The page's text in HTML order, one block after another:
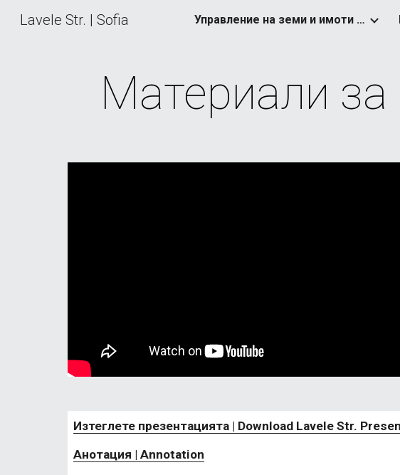
Skip to main
Lavele Str. | Sofia Управление на земи и имоти | Real Estate Management
Материали за
Изтеглете презентацията | Download Lavele Str.
Анотация | Annotation